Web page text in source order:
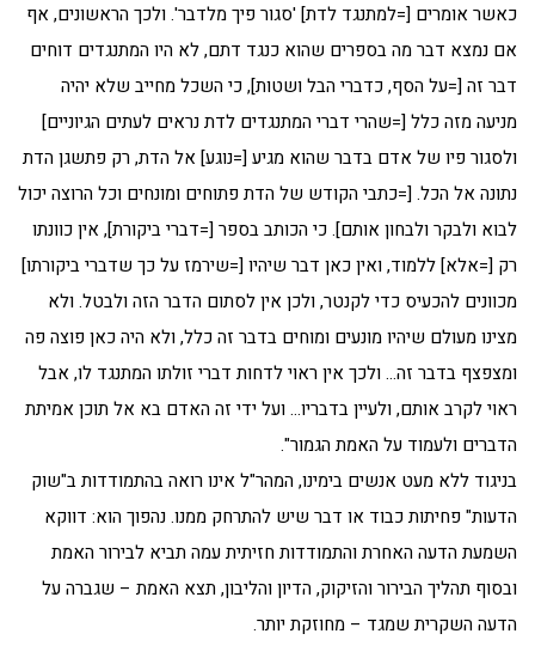
כאשר אומרים [=למתנגד לדת] 'סגור פיך מלדבר'. ולכך הראשונים, אף
אם נמצא דבר מה בספרים שהוא כנגד דתם, לא היו המתנגדים דוחים
דבר זה [=על הסף, כדברי הבל ושטות], כי השכל מחייב שלא יהיה
מניעה מזה כלל [=שהרי דברי המתנגדים לדת נראים לעתים הגיוניים]
ולסגור פיו של אדם בדבר שהוא מגיע [=נוגע] אל הדת, רק פתשגן הדת
נתונה אל הכל. [=כתבי הקודש של הדת פתוחים ומונחים וכל הרוצה יכול
לבוא ולבקר ולבחון אותם]. כי הכותב בספר [=דברי ביקורת], אין כוונתו
רק [=אלא] ללמוד, ואין כאן דבר שיהיו [=שירמז על כך שדברי ביקורתו]
מכוונים להכעיס כדי לקנטר, ולכן אין לסתום הדבר הזה ולבטל. ולא
מצינו מעולם שיהיו מונעים ומוחים בדבר זה כלל, ולא היה כאן פוצה פה
ומצפצף בדבר זה… ולכך אין ראוי לדחות דברי זולתו המתנגד לו, אבל
ראוי לקרב אותם, ולעיין בדבריו… ועל ידי זה האדם בא אל תוכן אמיתת
הדברים ולעמוד על האמת הגמור".
בניגוד ללא מעט אנשים בימינו, המהר"ל אינו רואה בהתמודדות ב"שוק
הדעות" פחיתות כבוד או דבר שיש להתרחק ממנו. נהפוך הוא: דווקא
השמעת הדעה האחרת והתמודדות חזיתית עמה תביא לבירור האמת
ובסוף תהליך הבירור והזיקוק, הדיון והליבון, תצא האמת – שגברה על
הדעה השקרית שמגד – מחוזקת יותר.